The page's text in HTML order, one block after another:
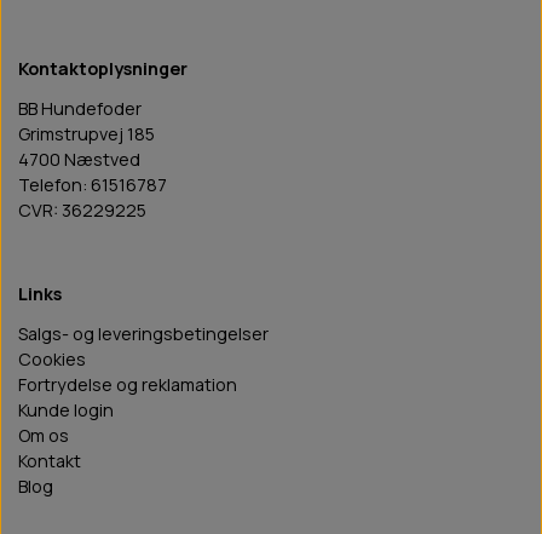
Kontaktoplysninger
BB Hundefoder
Grimstrupvej 185
4700 Næstved
Telefon: 61516787
CVR: 36229225
Links
Salgs- og leveringsbetingelser
Cookies
Fortrydelse og reklamation
Kunde login
Om os
Kontakt
Blog